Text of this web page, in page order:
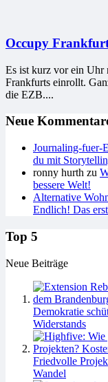
Occupy
Es ist kurz vor ein Uhr
Frankfurts einrollt.
die EZB....
Neue
Journaling-fuer-
du mit
ronny hurth zu
bessere Welt!
Alternative
Endlich! Das
Top 5
Neue Beiträge
Demokratie
Widerstands
Friedvolle
Wandel